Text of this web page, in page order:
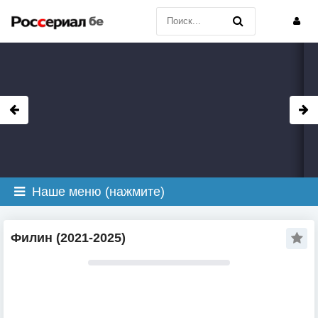
Наше меню (нажмите)
Филин (2021-2025)